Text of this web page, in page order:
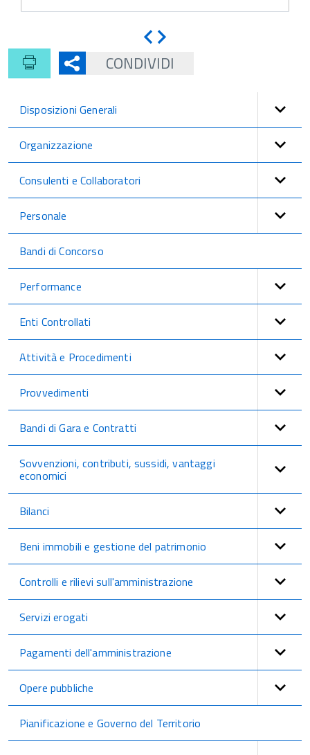
Indietro
CONDIVIDI
Disposizioni Generali
Organizzazione
Consulenti e Collaboratori
Personale
Bandi di Concorso
Performance
Enti Controllati
Attività e Procedimenti
Provvedimenti
Bandi di Gara e Contratti
Sovvenzioni, contributi, sussidi, vantaggi
economici
Bilanci
Beni immobili e gestione del patrimonio
Controlli e rilievi sull'amministrazione
Servizi erogati
Pagamenti dell'amministrazione
Opere pubbliche
Pianificazione e Governo del Territorio